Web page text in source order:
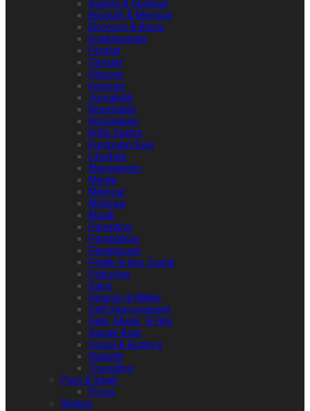
Agama & Spiritual
Biografi & Memoar
Ekonomi & Bisnis
Ensiklopedia
Filsafat
Gender
Hiburan
Inspirasi
Jurnalistik
Kesehatan
Komunikasi
Kritik Sastra
Kumpulan Esai
Lifestyle
Manajemen
Media
Memoar
Motivasi
Musik
Parenting
Pendidikan
Perempuan
Politik & Ilmu Sosial
Psikologi
Sains
Sejarah & Militer
Self-improvement
Seni, Musik, & Film
Sepak Bola
Sosial & Budaya
Statistik
Travelling
Puisi & Sajak
Prosa
Sketsa